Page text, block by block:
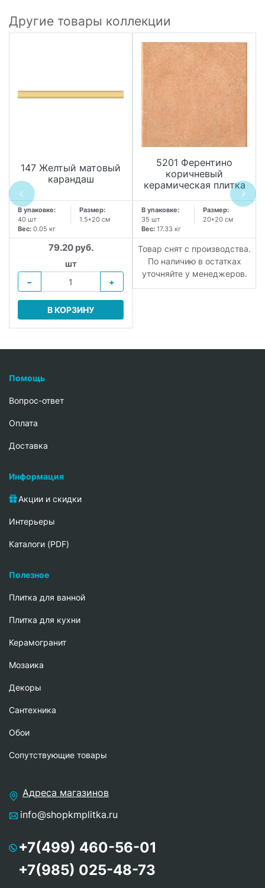
Другие товары коллекции
147 Желтый матовый
карандаш
В упаковке:
40 шт
Размер:
1.5*20 см
Вес: 0.05 кг
79.20 руб.
шт
−
+
В КОРЗИНУ
5201 Ферентино
коричневый
керамическая плитка
В упаковке:
35 шт
Размер:
20*20 см
Вес: 17.33 кг
Товар снят с производства.
По наличию в остатках
уточняйте у менеджеров.
Помощь
Вопрос-ответ
Oплата
Доставка
Информация
Акции и скидки
Интерьеры
Каталоги (PDF)
Полезное
Плитка для ванной
Плитка для кухни
Керамогранит
Мозаика
Декоры
Сантехника
Обои
Сопутствующие товары
Адреса магазинов
info@shopkmplitka.ru
+7(499) 460-56-01
+7(985) 025-48-73